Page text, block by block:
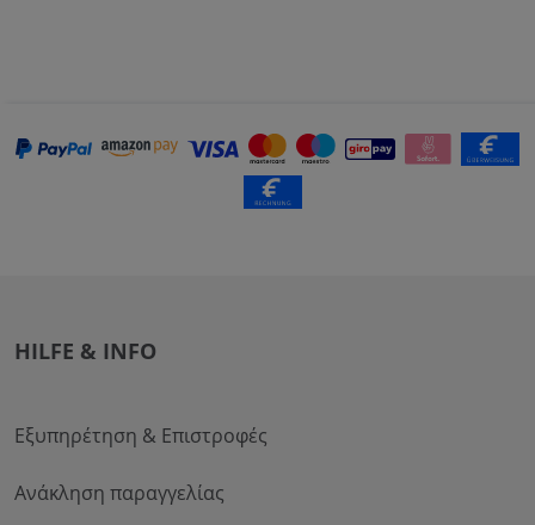
HILFE & INFO
Εξυπηρέτηση & Επιστροφές
Ανάκληση παραγγελίας